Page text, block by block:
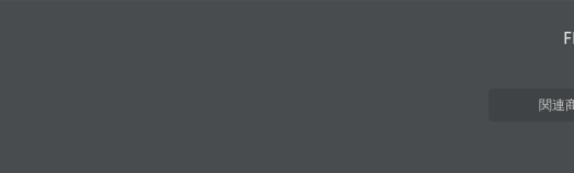
関連